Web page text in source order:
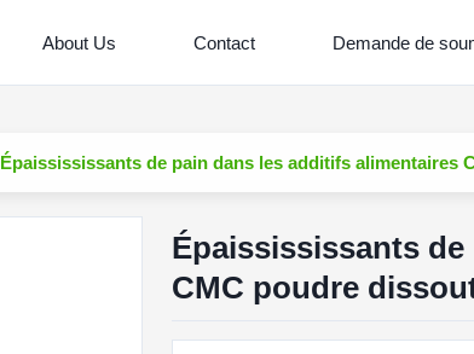
About Us Contact Demande de
Épaissississants de pain dans les additifs alimentaires
Épaissississants
CMC poudre